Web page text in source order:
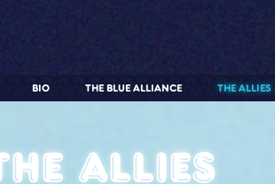
THE ALLIES
THE BLUE ALLIANCE
BIO
allies